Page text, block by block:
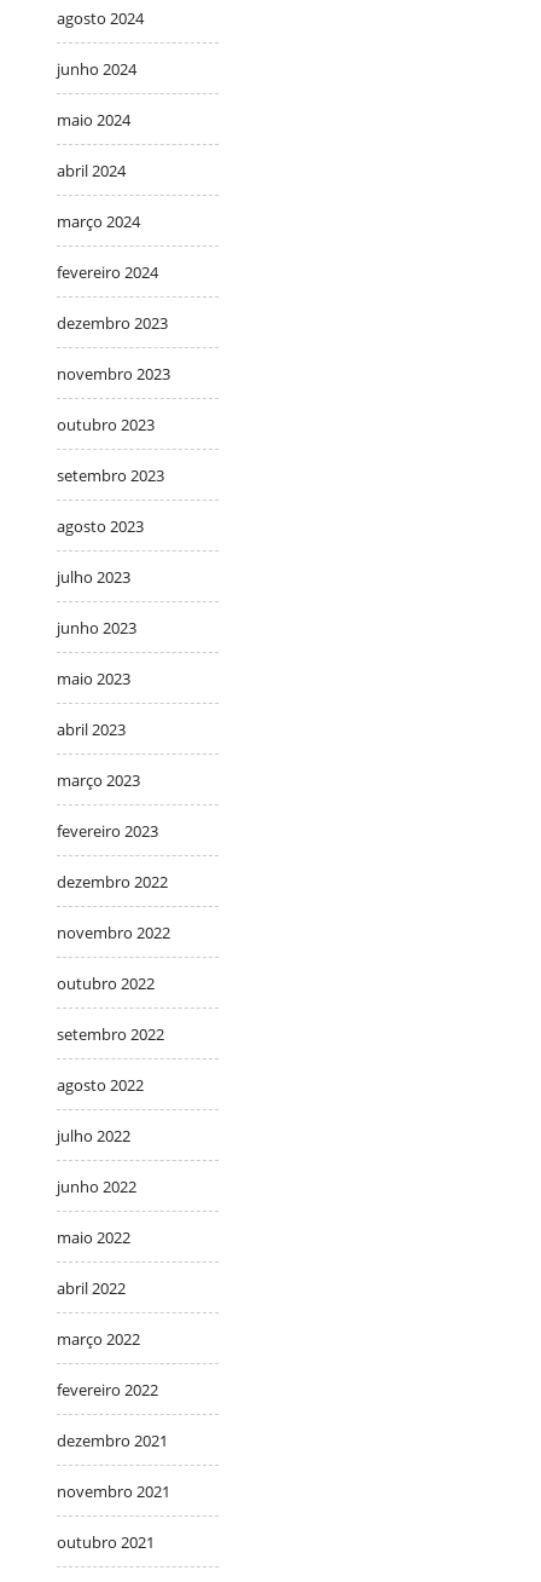
agosto 2024
junho 2024
maio 2024
abril 2024
março 2024
fevereiro 2024
dezembro 2023
novembro 2023
outubro 2023
setembro 2023
agosto 2023
julho 2023
junho 2023
maio 2023
abril 2023
março 2023
fevereiro 2023
dezembro 2022
novembro 2022
outubro 2022
setembro 2022
agosto 2022
julho 2022
junho 2022
maio 2022
abril 2022
março 2022
fevereiro 2022
dezembro 2021
novembro 2021
outubro 2021